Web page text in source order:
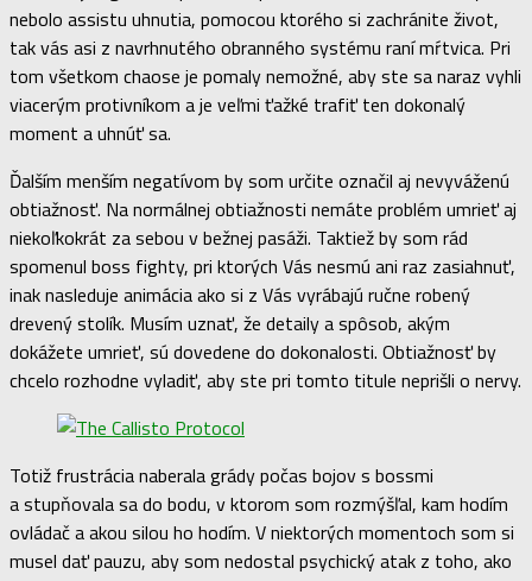
nebolo assistu uhnutia, pomocou ktorého si zachránite život,
tak vás asi z navrhnutého obranného systému raní mŕtvica. Pri
tom všetkom chaose je pomaly nemožné, aby ste sa naraz vyhli
viacerým protivníkom a je veľmi ťažké trafiť ten dokonalý
moment a uhnúť sa.
Ďalším menším negatívom by som určite označil aj nevyváženú
obtiažnosť. Na normálnej obtiažnosti nemáte problém umrieť aj
niekoľkokrát za sebou v bežnej pasáži. Taktiež by som rád
spomenul boss fighty, pri ktorých Vás nesmú ani raz zasiahnuť,
inak nasleduje animácia ako si z Vás vyrábajú ručne robený
drevený stolík. Musím uznať, že detaily a spôsob, akým
dokážete umrieť, sú dovedene do dokonalosti. Obtiažnosť by
chcelo rozhodne vyladiť, aby ste pri tomto titule neprišli o nervy.
Totiž frustrácia naberala grády počas bojov s bossmi
a stupňovala sa do bodu, v ktorom som rozmýšľal, kam hodím
ovládač a akou silou ho hodím. V niektorých momentoch som si
musel dať pauzu, aby som nedostal psychický atak z toho, ako